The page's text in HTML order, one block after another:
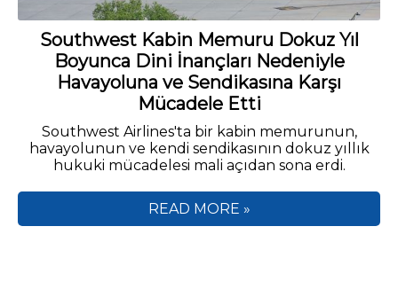
Southwest Kabin Memuru Dokuz Yıl
Boyunca Dini İnançları Nedeniyle
Havayoluna ve Sendikasına Karşı
Mücadele Etti
Southwest Airlines'ta bir kabin memurunun,
havayolunun ve kendi sendikasının dokuz yıllık
hukuki mücadelesi mali açıdan sona erdi.
READ MORE »